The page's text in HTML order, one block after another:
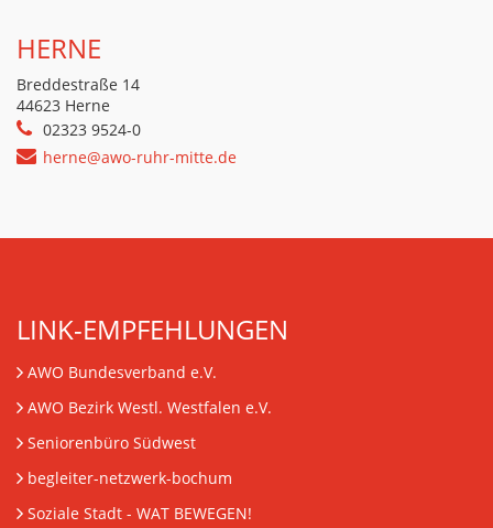
HERNE
Breddestraße 14
44623 Herne
02323 9524-0
herne@awo-ruhr-mitte.de
LINK-EMPFEHLUNGEN
AWO Bundesverband e.V.
AWO Bezirk Westl. Westfalen e.V.
Seniorenbüro Südwest
begleiter-netzwerk-bochum
Soziale Stadt - WAT BEWEGEN!